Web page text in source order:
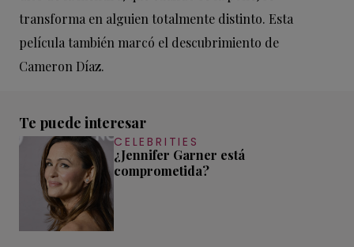
transforma en alguien totalmente distinto. Esta
película también marcó el descubrimiento de
Cameron Díaz.
Te puede interesar
CELEBRITIES
¿Jennifer Garner está
comprometida?